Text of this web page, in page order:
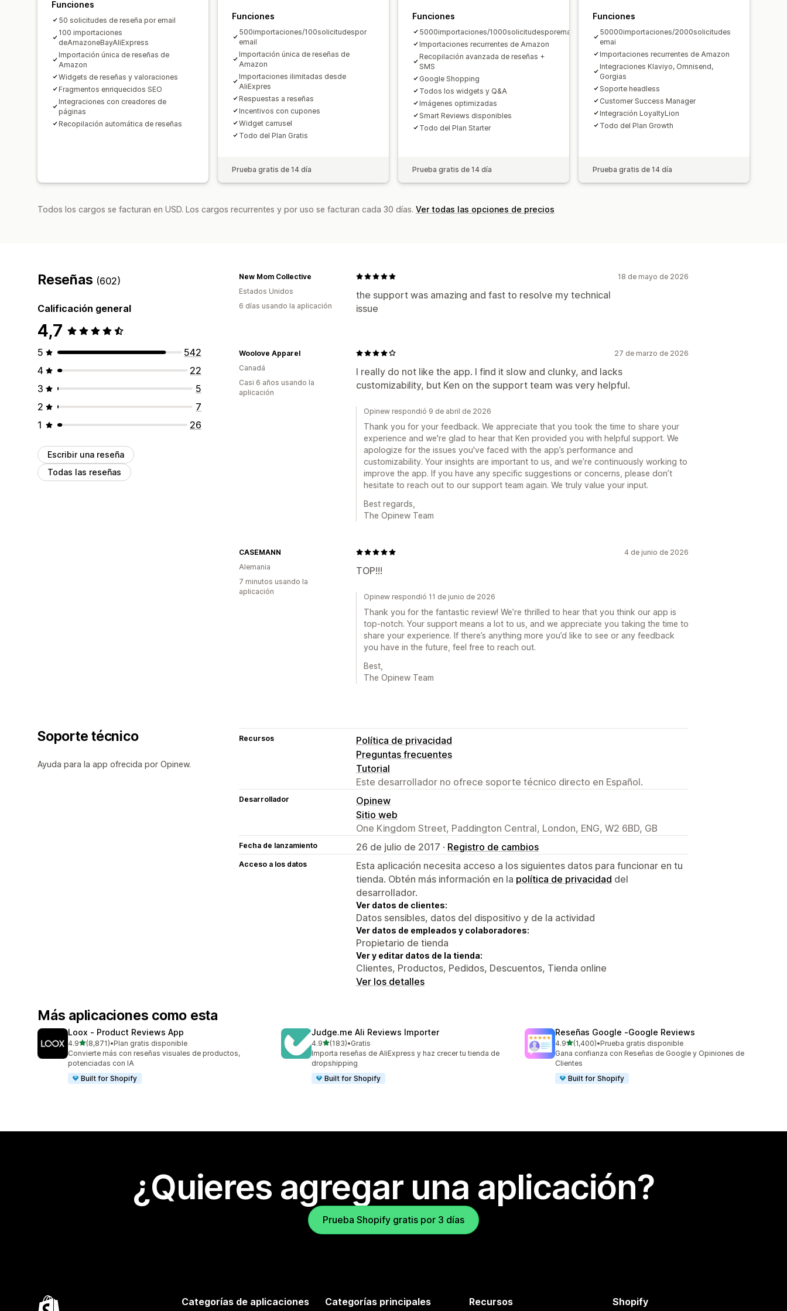
Funciones
50 solicitudes de reseña por email
100 importaciones
deAmazoneBayAliExpress
Importación única de reseñas de
Amazon
Widgets de reseñas y valoraciones
Fragmentos enriquecidos SEO
Integraciones con creadores de
páginas
Recopilación automática de reseñas
Funciones
500importaciones/100solicitudespor
email
Importación única de reseñas de
Amazon
Importaciones ilimitadas desde
AliExpres
Respuestas a reseñas
Incentivos con cupones
Widget carrusel
Todo del Plan Gratis
Prueba gratis de 14 día
Funciones
5000importaciones/1000solicitudesporemai
Importaciones recurrentes de Amazon
Recopilación avanzada de reseñas +
SMS
Google Shopping
Todos los widgets y Q&A
Imágenes optimizadas
Smart Reviews disponibles
Todo del Plan Starter
Prueba gratis de 14 día
Funciones
50000importaciones/2000solicitudes
emai
Importaciones recurrentes de Amazon
Integraciones Klaviyo, Omnisend,
Gorgias
Soporte headless
Customer Success Manager
Integración LoyaltyLion
Todo del Plan Growth
Prueba gratis de 14 día
Todos los cargos se facturan en USD. Los cargos recurrentes y por uso se facturan cada 30 días. Ver todas las opciones de precios
Reseñas (602)
Calificación general
4,7
5
542
4
22
3
5
2
7
1
26
Escribir una reseña
Todas las reseñas
18 de mayo de 2026
the support was amazing and fast to resolve my technical
issue
New Mom Collective
Estados Unidos
6 días usando la aplicación
27 de marzo de 2026
I really do not like the app. I find it slow and clunky, and lacks
customizability, but Ken on the support team was very helpful.
Woolove Apparel
Canadá
Casi 6 años usando la
aplicación
Opinew respondió 9 de abril de 2026
Thank you for your feedback. We appreciate that you took the time to share your
experience and we're glad to hear that Ken provided you with helpful support. We
apologize for the issues you've faced with the app’s performance and
customizability. Your insights are important to us, and we’re continuously working to
improve the app. If you have any specific suggestions or concerns, please don’t
hesitate to reach out to our support team again. We truly value your input.
Best regards,
The Opinew Team
4 de junio de 2026
TOP!!!
CASEMANN
Alemania
7 minutos usando la
aplicación
Opinew respondió 11 de junio de 2026
Thank you for the fantastic review! We’re thrilled to hear that you think our app is
top-notch. Your support means a lot to us, and we appreciate you taking the time to
share your experience. If there’s anything more you’d like to see or any feedback
you have in the future, feel free to reach out.
Best,
The Opinew Team
Soporte técnico
Ayuda para la app ofrecida por Opinew.
Recursos
Política de privacidad
Preguntas frecuentes
Tutorial
Este desarrollador no ofrece soporte técnico directo en Español.
Desarrollador
Opinew
Sitio web
One Kingdom Street, Paddington Central, London, ENG, W2 6BD, GB
Fecha de lanzamiento 26 de julio de 2017 · Registro de cambios
Acceso a los datos
Esta aplicación necesita acceso a los siguientes datos para funcionar en tu
tienda. Obtén más información en la política de privacidad del
desarrollador.
Ver datos de clientes:
Datos sensibles, datos del dispositivo y de la actividad
Ver datos de empleados y colaboradores:
Propietario de tienda
Ver y editar datos de la tienda:
Clientes, Productos, Pedidos, Descuentos, Tienda online
Ver los detalles
Más aplicaciones como esta
Loox ‑ Product Reviews App
4.9de 5 estrellas
(8,871)
8871 reseñas en total
•Plan gratis disponible
Convierte más con reseñas visuales de productos,
potenciadas con IA
Built for Shopify
Judge.me Ali Reviews Importer
4.9de 5 estrellas
(183)
183 reseñas en total
•Gratis
Importa reseñas de AliExpress y haz crecer tu tienda de
dropshipping
Built for Shopify
Reseñas Google ‑Google Reviews
4.9de 5 estrellas
(1,400)
1400 reseñas en total
•Prueba gratis disponible
Gana confianza con Reseñas de Google y Opiniones de
Clientes
Built for Shopify
¿Quieres agregar una aplicación?
Prueba Shopify gratis por 3 días
Categorías de aplicaciones Categorías principales Recursos Shopify